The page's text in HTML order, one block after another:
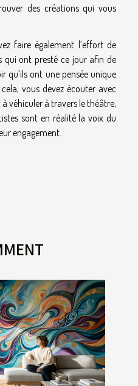
des créations qui vous
faire également l’effort de
qui ont presté ce jour afin de
qu’ils ont une pensée unique
vous devez écouter avec
véhiculer à travers le théâtre,
sont en réalité la voix du
engagement.